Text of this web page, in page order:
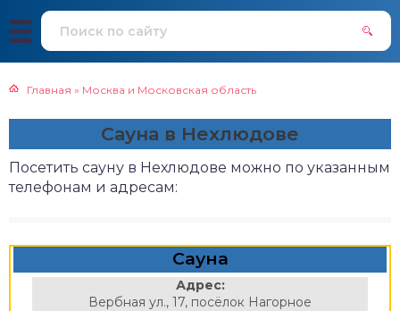
Главная » Москва и Московская область
Сауна в Нехлюдове
Посетить сауну в Нехлюдове можно по указанным
телефонам и адресам:
Сауна
Адрес:
Вербная ул., 17, посёлок Нагорное